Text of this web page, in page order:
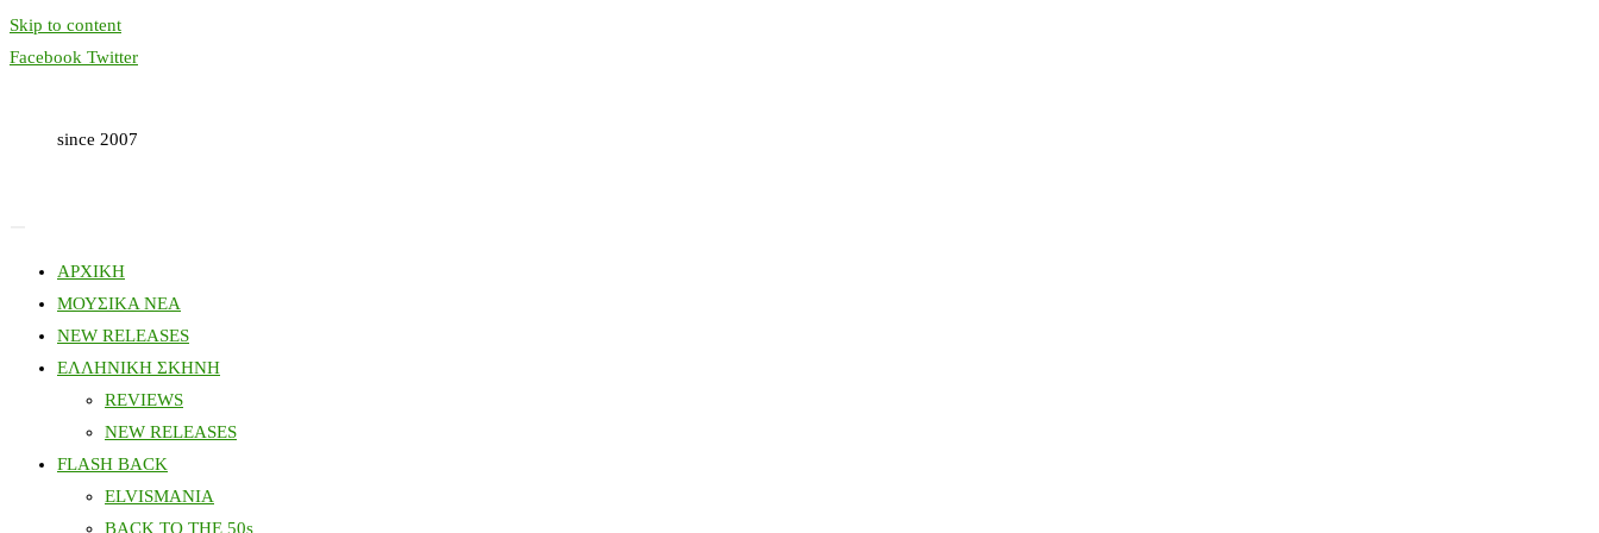
Skip to content
Facebook Twitter
since 2007
ΑΡΧΙΚΗ
ΜΟΥΣΙΚΑ ΝΕΑ
NEW RELEASES
ΕΛΛΗΝΙΚΗ ΣΚΗΝΗ
REVIEWS
NEW RELEASES
FLASH BACK
ELVISMANIA
BACK TO THE 50s